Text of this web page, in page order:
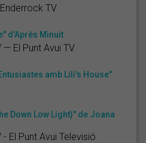
TV
d'Après Minuit
— El Punt Avui TV
amb Lili's House"
Down Low Light)" de Joana
El Punt Avui Televisió